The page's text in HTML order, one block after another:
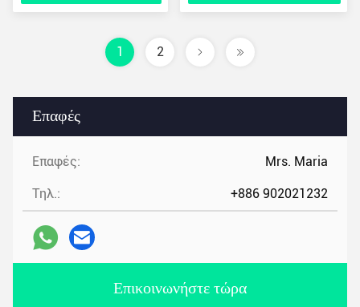
Επαφές
Επαφές: Mrs. Maria
Τηλ.: +886 902021232
Επικοινωνήστε τώρα
1 2